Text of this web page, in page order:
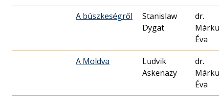
A büszkeségről
Stanislaw
Dygat
dr.
Éva
A Moldva
Ludvik
Askenazy
dr.
Éva